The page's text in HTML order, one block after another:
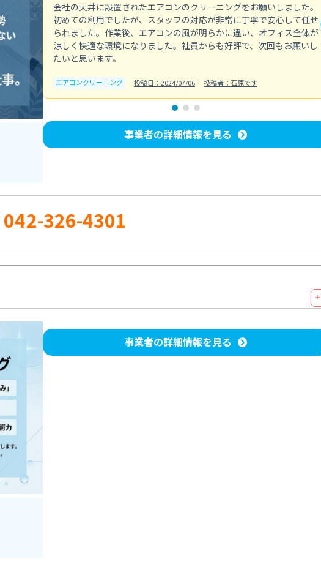
会社の天井に設置されたエアコンのクリーニングをお願いしました。
初めての利用でしたが、スタッフの対応が非常に丁寧で安心して任せ
られました。作業後、エアコンの風が明らかに違い、オフィス全体が
涼しく快適な環境になりました。社員からも好評で、次回もお願いし
たいと思います。
エアコンクリーニング 投稿日：2024/07/06 投稿者：石原です
事業者の詳細情報を見る
042-326-4301
＋
事業者の詳細情報を見る